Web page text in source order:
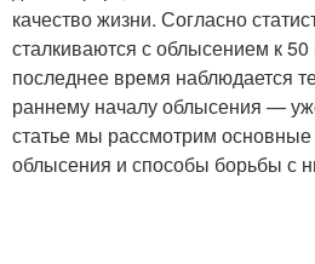
качество жизни. Согласно
сталкиваются с облысением к
последнее время наблюдается
раннему началу облысения —
статье мы рассмотрим
облысения и способы борьбы с